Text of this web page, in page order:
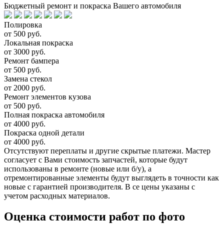
Бюджетный ремонт и покраска Вашего автомобиля
Полировка
от 500 руб.
Локальная покраска
от 3000 руб.
Ремонт бампера
от 500 руб.
Замена стекол
от 2000 руб.
Ремонт элементов кузова
от 500 руб.
Полная покраска автомобиля
от 4000 руб.
Покраска одной детали
от 4000 руб.
Отсутствуют переплаты и другие скрытые платежи. Мастер
согласует с Вами стоимость запчастей, которые будут
использованы в ремонте (новые или б/у), а
отремонтированные элементы будут выглядеть в точности как
новые с гарантией производителя. В се цены указаны с
учетом расходных материалов.
Оценка стоимости работ по фото